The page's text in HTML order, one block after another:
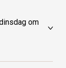
10:00 - 17:30
10:00 - 17:30
om
10:00 - 17:30